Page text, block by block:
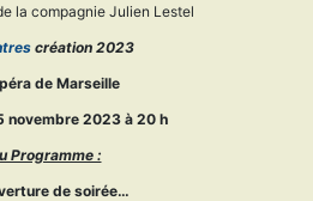
la compagnie Julien Lestel
création 2023
de Marseille
novembre 2023 à 20 h
Programme :
de soirée…